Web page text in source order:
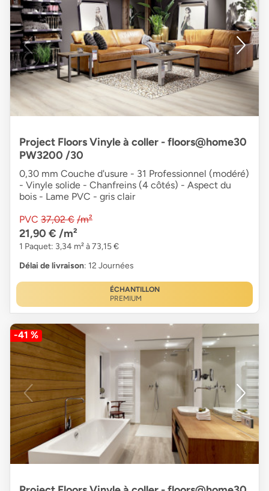
Project Floors Vinyle à coller - floors@home30
PW3200 /30
0,30 mm Couche d'usure - 31 Professionnel (modéré)
- Vinyle solide - Chanfreins (4 côtés) - Aspect du
bois - Lame PVC - gris clair
PVC 37,02 € /m²
21,90 € /m²
1 Paquet: 3,34 m² à 73,15 €
Délai de livraison: 12 Journées
ÉCHANTILLON
PREMIUM
-41 %